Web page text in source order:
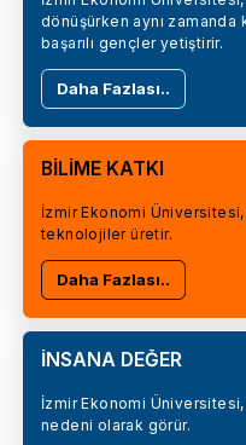
dönüşürken aynı
başarılı gençler yetiştirir.
Daha Fazlası..
BİLİME KATKI
İzmir Ekonomi
teknolojiler üretir.
Daha Fazlası..
İNSANA DEĞER
İzmir Ekonomi
nedeni olarak görür.